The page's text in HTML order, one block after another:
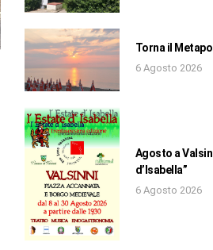
Torna il
6 Agosto 2026
Agosto a
d’Isabella”
6 Agosto 2026